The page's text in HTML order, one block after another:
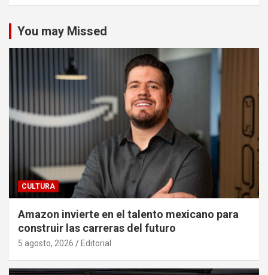
You may Missed
CULTURA
Amazon invierte en el talento mexicano para
construir las carreras del futuro
5 agosto, 2026 Editorial